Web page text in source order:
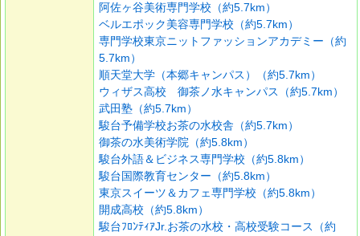
阿佐ヶ谷美術専門学校（約5.7km）
ベルエポック美容専門学校（約5.7km）
専門学校東京ニットファッションアカデミー（約
5.7km）
順天堂大学（本郷キャンパス）（約5.7km）
ウィザス高校 御茶ノ水キャンパス（約5.7km）
武田塾（約5.7km）
駿台予備学校お茶の水校舎（約5.7km）
御茶の水美術学院（約5.8km）
駿台外語＆ビジネス専門学校（約5.8km）
駿台国際教育センター（約5.8km）
東京スイーツ＆カフェ専門学校（約5.8km）
開成高校（約5.8km）
駿台ﾌﾛﾝﾃｨｱJr.お茶の水校・高校受験コース（約